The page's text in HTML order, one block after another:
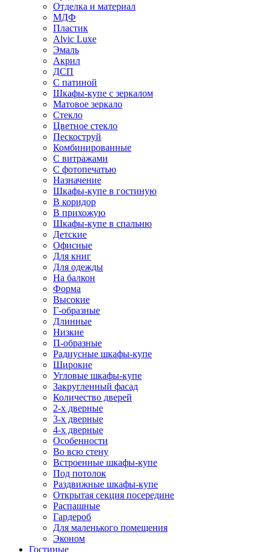
Отделка и материал
МДФ
Пластик
Alvic Luxe
Эмаль
Акрил
ДСП
С патиной
Шкафы-купе с зеркалом
Матовое зеркало
Стекло
Цветное стекло
Пескоструй
Комбинированные
С витражами
С фотопечатью
Назначение
Шкафы-купе в гостиную
В коридор
В прихожую
Шкафы-купе в спальню
Детские
Офисные
Для книг
Для одежды
На балкон
Форма
Высокие
Г-образные
Длинные
Низкие
П-образные
Радиусные шкафы-купе
Широкие
Угловые шкафы-купе
Закругленный фасад
Количество дверей
2-х дверные
3-х дверные
4-х дверные
Особенности
Во всю стену
Встроенные шкафы-купе
Под потолок
Раздвижные шкафы-купе
Открытая секция посередине
Распашные
Гардероб
Для маленького помещения
Эконом
Гостиные